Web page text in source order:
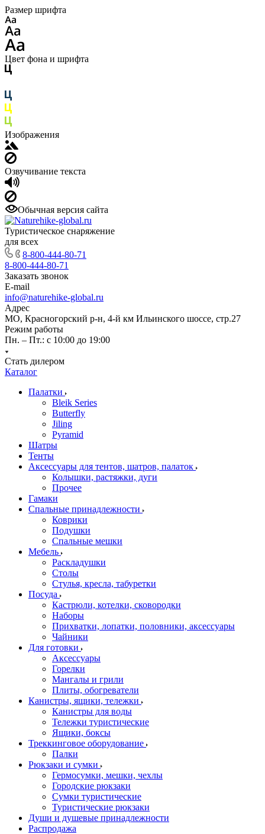
Размер шрифта
Цвет фона и шрифта
Изображения
Озвучивание текста
Обычная версия сайта
Туристическое снаряжение
для всех
8-800-444-80-71
8-800-444-80-71
Заказать звонок
E-mail
info@naturehike-global.ru
Адрес
МО, Красногорский р-н, 4-й км Ильинского шоссе, стр.27
Режим работы
Пн. – Пт.: с 10:00 до 19:00
Стать дилером
Каталог
Палатки
Bleik Series
Butterfly
Jiling
Pyramid
Шатры
Тенты
Аксессуары для тентов, шатров, палаток
Колышки, растяжки, дуги
Прочее
Гамаки
Спальные принадлежности
Коврики
Подушки
Спальные мешки
Мебель
Раскладушки
Столы
Стулья, кресла, табуретки
Посуда
Кастрюли, котелки, сковородки
Наборы
Прихватки, лопатки, половники, аксессуары
Чайники
Для готовки
Аксессуары
Горелки
Мангалы и грили
Плиты, обогреватели
Канистры, ящики, тележки
Канистры для воды
Тележки туристические
Ящики, боксы
Треккинговое оборудование
Палки
Рюкзаки и сумки
Гермосумки, мешки, чехлы
Городские рюкзаки
Сумки туристические
Туристические рюкзаки
Души и душевые принадлежности
Распродажа